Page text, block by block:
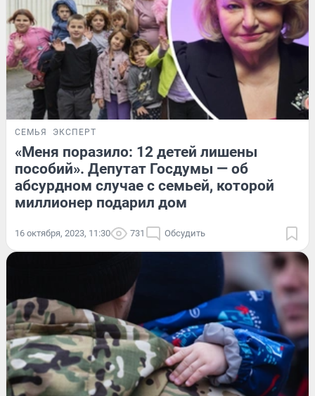
СЕМЬЯ ЭКСПЕРТ
«Меня поразило: 12 детей лишены
пособий». Депутат Госдумы — об
абсурдном случае с семьей, которой
миллионер подарил дом
16 октября, 2023, 11:30 731 Обсудить